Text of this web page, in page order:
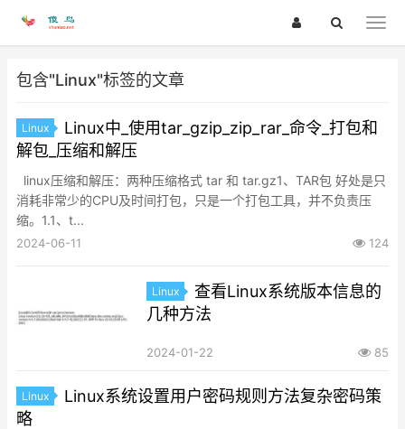
包含"Linux"标签的文章
Linux
Linux中_使用tar_gzip_zip_rar_命令_打包和
解包_压缩和解压
linux压缩和解压：两种压缩格式 tar 和 tar.gz1、TAR包 好处是只
消耗非常少的CPU及时间打包，只是一个打包工具，并不负责压
缩。1.1、t...
2024-06-11 124
Linux
查看Linux系统版本信息的
几种方法
2024-01-22 85
Linux
Linux系统设置用户密码规则方法复杂密码策
略